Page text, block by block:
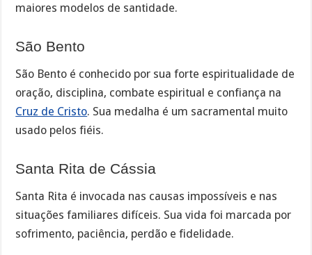
maiores modelos de santidade.
São Bento
São Bento é conhecido por sua forte espiritualidade de
oração, disciplina, combate espiritual e confiança na
Cruz de Cristo. Sua medalha é um sacramental muito
usado pelos fiéis.
Santa Rita de Cássia
Santa Rita é invocada nas causas impossíveis e nas
situações familiares difíceis. Sua vida foi marcada por
sofrimento, paciência, perdão e fidelidade.